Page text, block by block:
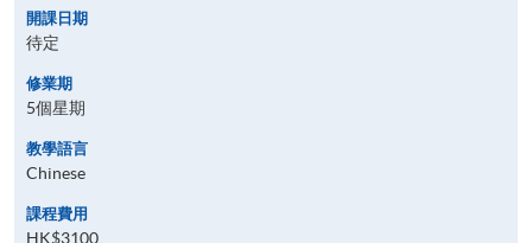
開課日期
待定
修業期
5個星期
教學語言
Chinese
課程費用
HK$3100